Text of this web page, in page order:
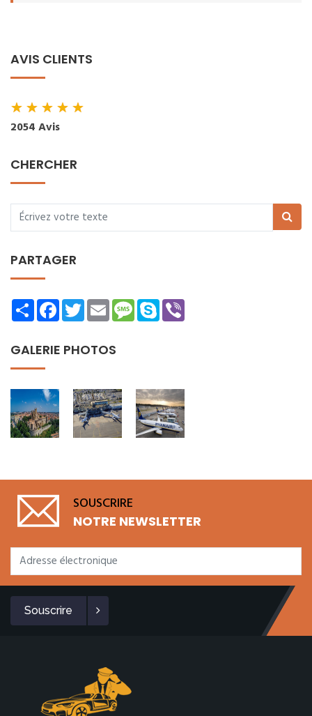
AVIS CLIENTS
★★★★★
2054 Avis
CHERCHER
PARTAGER
ShareFacebookTwitterEmailMessage
Skype
GALERIE PHOTOS
SOUSCRIRE
NOTRE NEWSLETTER
Souscrire